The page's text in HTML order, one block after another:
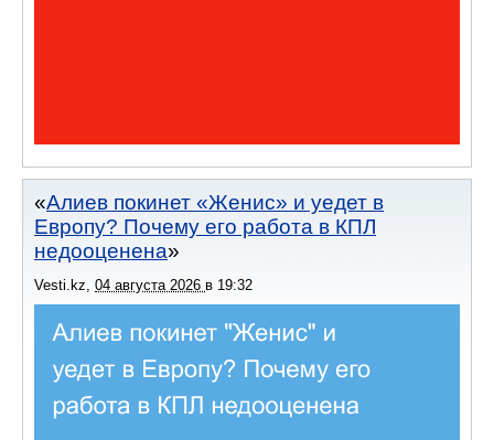
Алиев покинет «Женис» и уедет в
Европу? Почему его работа в КПЛ
недооценена
Vesti.kz, 04 августа 2026 в 19:32